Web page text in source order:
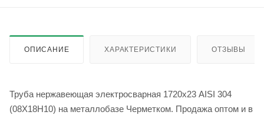
ОПИСАНИЕ ХАРАКТЕРИСТИКИ ОТЗЫВЫ
Труба нержавеющая электросварная 1720х23 AISI 304
(08Х18Н10) на металлобазе Черметком. Продажа оптом и в